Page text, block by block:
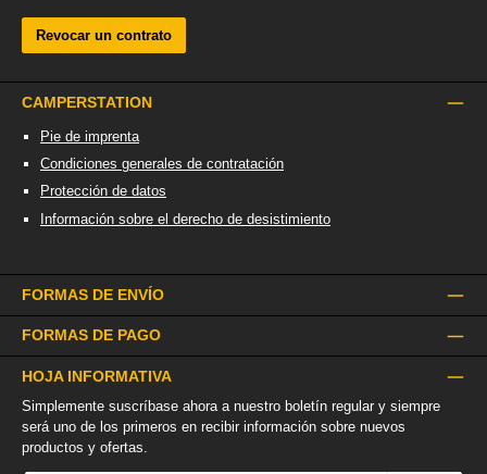
CAMPERSTATION
Pie de imprenta
Condiciones generales de contratación
Protección de datos
Información sobre el derecho de desistimiento
Revocar un contrato
FORMAS DE ENVÍO
FORMAS DE PAGO
HOJA INFORMATIVA
Simplemente suscríbase ahora a nuestro boletín regular y siempre
será uno de los primeros en recibir información sobre nuevos
productos y ofertas.